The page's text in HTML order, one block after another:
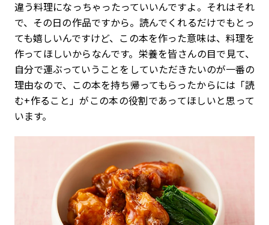
違う料理になっちゃったっていいんですよ。それはそれ
で、その日の作品ですから。読んでくれるだけでもとっ
ても嬉しいんですけど、この本を作った意味は、料理を
作ってほしいからなんです。栄養を皆さんの目で見て、
自分で運ぶっていうことをしていただきたいのが一番の
理由なので、この本を持ち帰ってもらったからには「読
む+作ること」がこの本の役割であってほしいと思って
います。